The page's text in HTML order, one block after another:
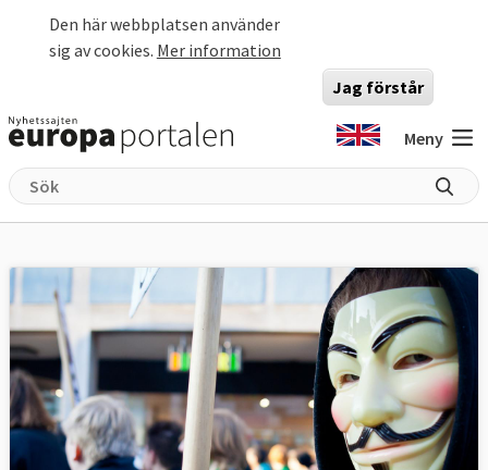
Den här webbplatsen använder
sig av cookies. Mer information
Jag förstår
Meny